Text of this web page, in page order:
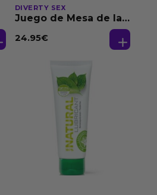
DIVERTY SEX
Juego de Mesa de las
24.95€